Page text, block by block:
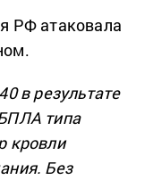
РФ атаковала
в результате
типа
кровли
Без